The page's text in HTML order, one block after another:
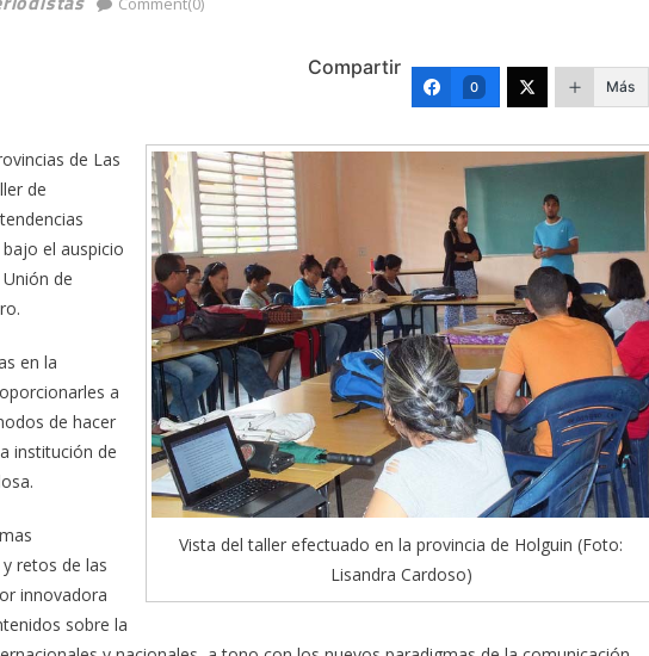
Compartir
0 Más
Vista del taller efectuado en la provincia de Holguin (Foto:
Lisandra Cardoso)
de Las
de
el auspicio
de
en la
a
de hacer
institución de
retos de las
innovadora
sobre la